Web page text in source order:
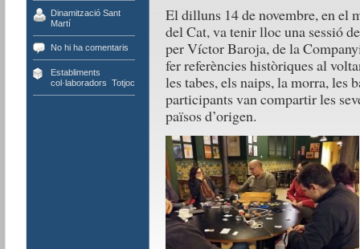
Dinamització Sant
Martí
No hi ha comentaris
Establiments
col·laboradors Totjoc
El dilluns 14 de novembre, en el
del Cat, va tenir lloc una sessió
per Víctor Baroja, de la
fer referències històriques al
les tabes, els naips, la morra, les
participants van compartir les
països d’origen.